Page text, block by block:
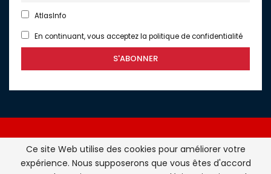
AtlasInfo
En continuant, vous acceptez la politique de confidentialité
Atlasinfo.fr : l'essentiel de l'actualité de la France et du
Ce site Web utilise des cookies pour améliorer votre
expérience. Nous supposerons que vous êtes d'accord